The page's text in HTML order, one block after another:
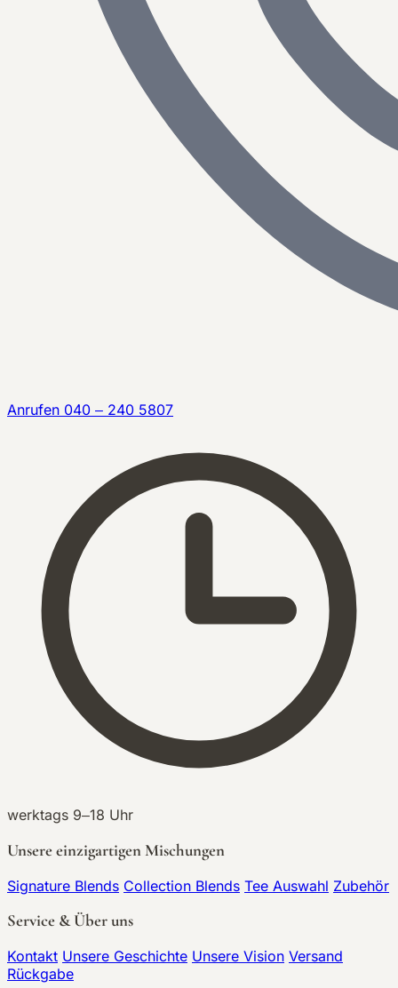
Anrufen 040 – 240 5807
werktags 9–18 Uhr
Unsere einzigartigen Mischungen
Signature Blends Collection Blends Tee Auswahl Zubehör
Service & Über uns
Kontakt Unsere Geschichte Unsere Vision Versand
Rückgabe